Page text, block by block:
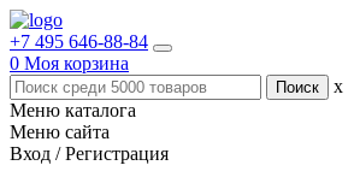
+7 495 646-88-84
0 Моя корзина
x
Меню каталога
Меню сайта
Вход / Регистрация